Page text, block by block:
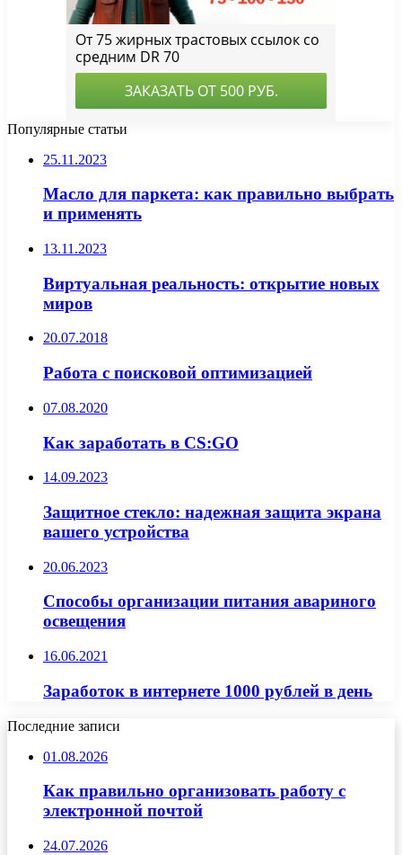
Популярные статьи
25.11.2023
Масло для паркета: как правильно выбрать
и применять
13.11.2023
Виртуальная реальность: открытие новых
миров
20.07.2018
Работа с поисковой оптимизацией
07.08.2020
Как заработать в CS:GO
14.09.2023
Защитное стекло: надежная защита экрана
вашего устройства
20.06.2023
Способы организации питания авариного
освещения
16.06.2021
Заработок в интернете 1000 рублей в день
Последние записи
01.08.2026
Как правильно организовать работу с
электронной почтой
24.07.2026